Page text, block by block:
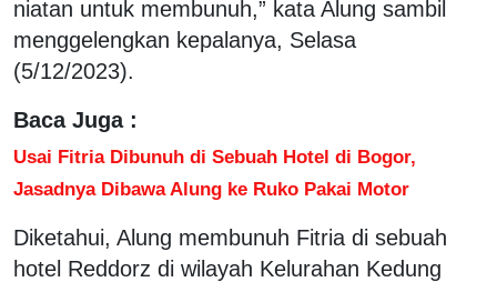
niatan untuk membunuh,” kata Alung sambil
menggelengkan kepalanya, Selasa
(5/12/2023).
Baca Juga :
Usai Fitria Dibunuh di Sebuah Hotel di Bogor,
Jasadnya Dibawa Alung ke Ruko Pakai Motor
Diketahui, Alung membunuh Fitria di sebuah
hotel Reddorz di wilayah Kelurahan Kedung